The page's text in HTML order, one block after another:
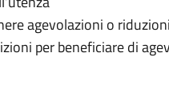
agevolazioni o riduzioni
per beneficiare di